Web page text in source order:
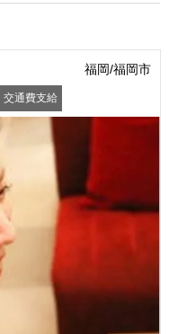
福岡/福岡市
交通費支給